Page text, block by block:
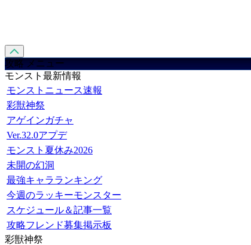
攻略 メニュー
モンスト最新情報
モンストニュース速報
彩獣神祭
アゲインガチャ
Ver.32.0アプデ
モンスト夏休み2026
未開の幻洞
最強キャラランキング
今週のラッキーモンスター
スケジュール＆記事一覧
攻略フレンド募集掲示板
彩獣神祭